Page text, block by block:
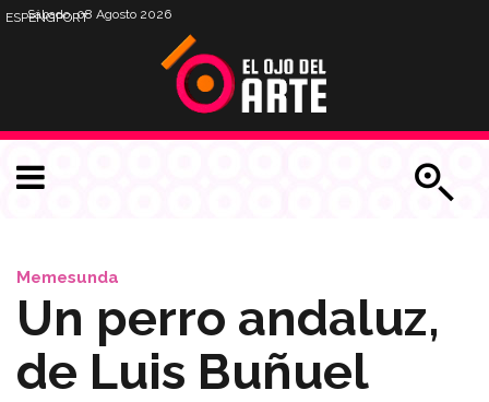
Sábado, 08 Agosto 2026
ESPENGPORT
Memesunda
Un perro andaluz,
de Luis Buñuel